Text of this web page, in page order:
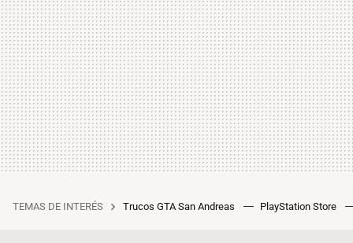
TEMAS DE INTERÉS Trucos GTA San Andreas PlayStation Store